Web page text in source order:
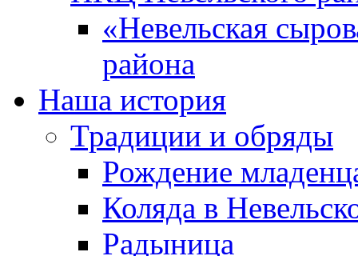
«Невельская
района
Наша история
Традиции и обряды
Рождение
Коляда в
Радыница